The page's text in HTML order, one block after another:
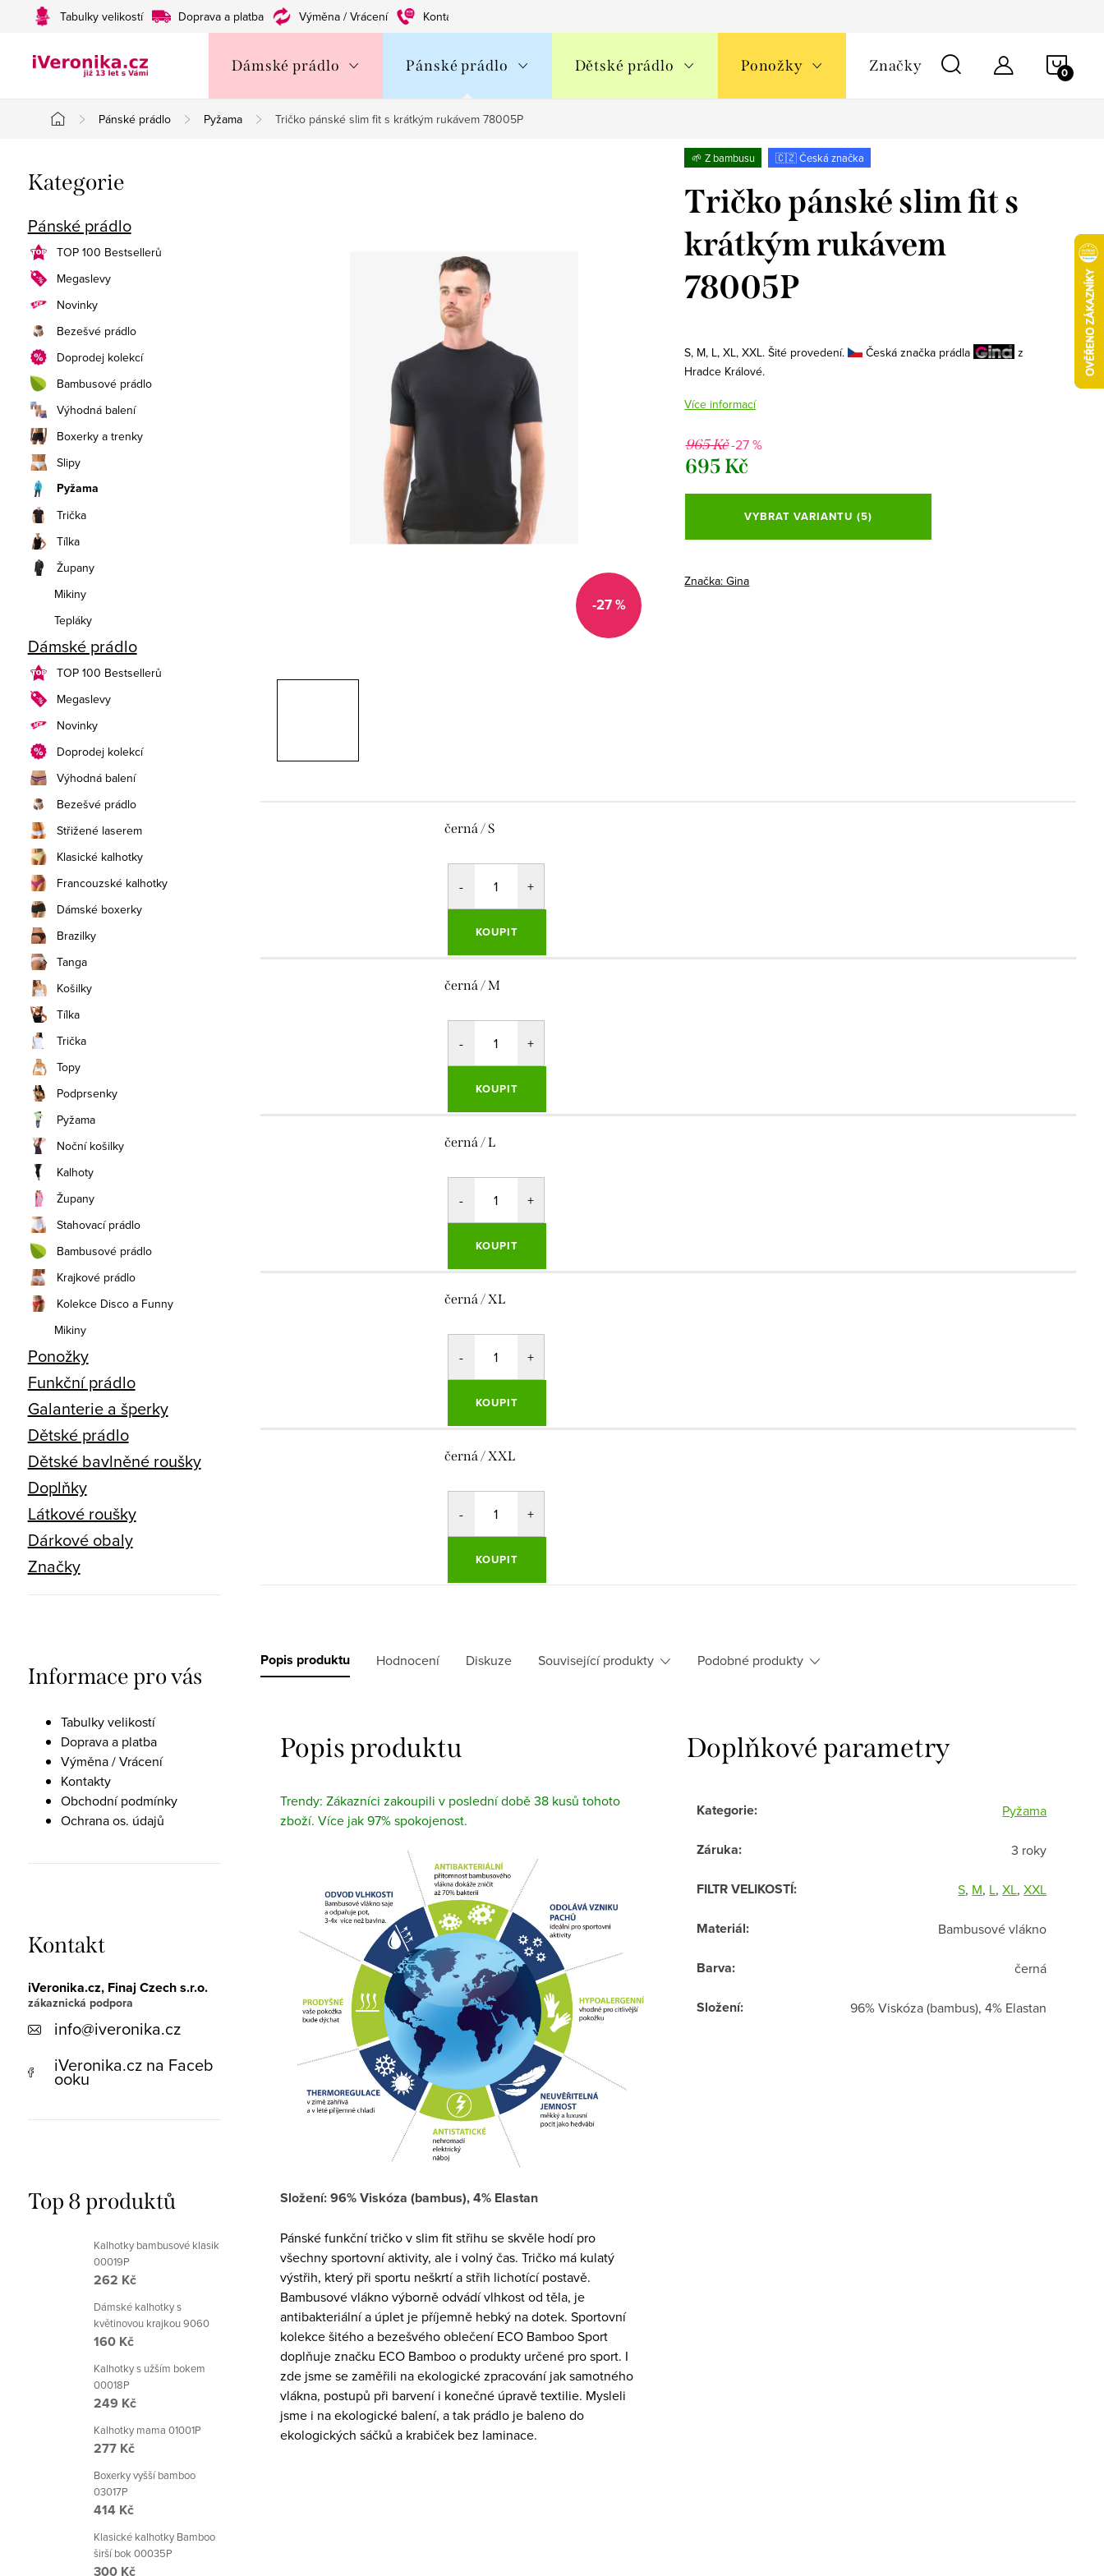
Tabulky velikostí Doprava a platba Výměna / Vrácení Kontakty
Dámské prádlo Pánské prádlo Dětské prádlo Ponožky Značky
Domů
Pánské prádlo Pyžama Tričko pánské slim fit s krátkým rukávem 78005P
o
s
t
r
a
n
n
í
p
a
n
e
Přeskočit
kategorie
Kategorie
Pánské prádlo
TOP 100 Bestsellerů
Megaslevy
Novinky
Bezešvé prádlo
Doprodej kolekcí
Bambusové prádlo
Výhodná balení
Boxerky a trenky
Slipy
Pyžama
Trička
Tílka
Župany
Mikiny
Tepláky
Dámské prádlo
TOP 100 Bestsellerů
Megaslevy
Novinky
Doprodej kolekcí
Výhodná balení
Bezešvé prádlo
Střižené laserem
Klasické kalhotky
Francouzské kalhotky
Dámské boxerky
Brazilky
Tanga
Košilky
Tílka
Trička
Topy
Podprsenky
Pyžama
Noční košilky
Kalhoty
Župany
Stahovací prádlo
Bambusové prádlo
Krajkové prádlo
Kolekce Disco a Funny
Mikiny
Ponožky
Funkční prádlo
Galanterie a šperky
Dětské prádlo
Dětské bavlněné roušky
Doplňky
Látkové roušky
Dárkové obaly
Značky
Informace pro vás
Tabulky velikostí
Doprava a platba
Výměna / Vrácení
Kontakty
Obchodní podmínky
Ochrana os. údajů
Kontakt
iVeronika.cz, Finaj Czech s.r.o.
info@iveronika.cz
iVeronika.cz na Faceb
ooku
Top 8 produktů
Kalhotky bambusové klasik
00019P
262 Kč
Dámské kalhotky s
květinovou krajkou 9060
160 Kč
Kalhotky s užším bokem
00018P
249 Kč
Kalhotky mama 01001P
277 Kč
Boxerky vyšší bamboo
03017P
414 Kč
Klasické kalhotky Bamboo
širší bok 00035P
300 Kč
-27 %
🌱 Z bambusu 🇨🇿 Česká značka
Tričko pánské slim fit s
krátkým rukávem
78005P
S, M, L, XL, XXL. Šité provedení. Česká značka prádla
z
Hradce Králové.
Více informací
965 Kč-27 %
695 Kč
Měrná
VYBRAT VARIANTU (5)
Značka:Gina
černá / S
KOUPIT
černá / M
KOUPIT
černá / L
KOUPIT
černá / XL
KOUPIT
černá / XXL
KOUPIT
Popis produktu Hodnocení Diskuze Související produkty Podobné produkty
Popis produktu
Trendy: Zákazníci zakoupili v poslední době 38 kusů tohoto
zboží. Více jak 97% spokojenost.
Složení: 96% Viskóza (bambus), 4% Elastan
Pánské funkční tričko v slim fit střihu se skvěle hodí pro
všechny sportovní aktivity, ale i volný čas. Tričko má kulatý
výstřih, který při sportu neškrtí a střih lichotící postavě.
Bambusové vlákno výborně odvádí vlhkost od těla, je
antibakteriální a úplet je příjemně hebký na dotek. Sportovní
kolekce šitého a bezešvého oblečení ECO Bamboo Sport
doplňuje značku ECO Bamboo o produkty určené pro sport. I
zde jsme se zaměřili na ekologické zpracování jak samotného
vlákna, postupů při barvení i konečné úpravě textilie. Mysleli
jsme i na ekologické balení, a tak prádlo je baleno do
ekologických sáčků a krabiček bez laminace.
Doplňkové parametry
Kategorie: Pyžama
Záruka: 3 roky
FILTR VELIKOSTÍ: S, M, L,XL,XXL
Materiál: Bambusové vlákno
Barva: černá
Složení: 96% Viskóza (bambus), 4% Elastan